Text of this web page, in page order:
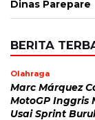
Dinas Parepare
BERITA
Olahraga
Marc Márquez
MotoGP Inggris
Usai Sprint